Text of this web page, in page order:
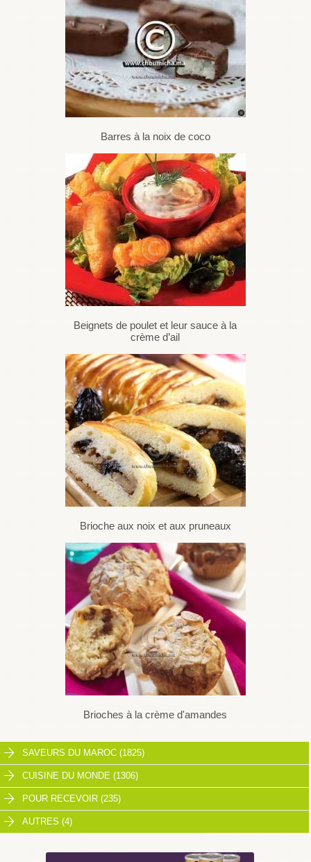
Barres à la noix de coco
Beignets de poulet et leur sauce à la
crème d’ail
Brioche aux noix et aux pruneaux
Brioches à la crème d'amandes
SAVEURS DU MAROC (1825)
CUISINE DU MONDE (1306)
POUR RECEVOIR (235)
AUTRES (4)